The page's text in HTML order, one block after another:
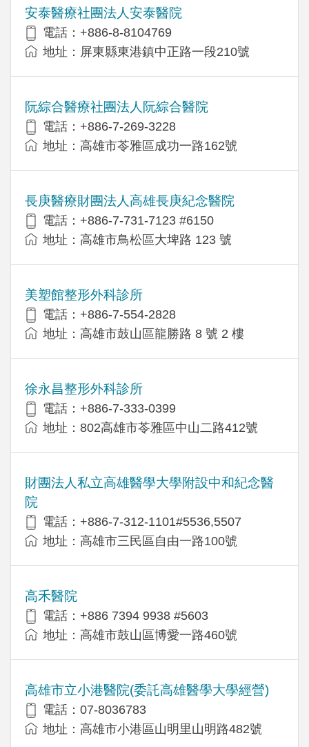
安泰醫療社團法人安泰醫院
電話：+886-8-8104769
地址：屏東縣東港鎮中正路一段210號
阮綜合醫療社團法人阮綜合醫院
電話：+886-7-269-3228
地址：高雄市苓雅區成功一路162號
長庚醫療財團法人高雄長庚紀念醫院
電話：+886-7-731-7123 #6150
地址：高雄市鳥松區大埤路 123 號
美塑館整形外科診所
電話：+886-7-554-2828
地址：高雄市鼓山區龍勝路 8 號 2 樓
徐永昌整形外科診所
電話：+886-7-333-0399
地址：802高雄市苓雅區中山二路412號
財團法人私立高雄醫學大學附設中和紀念醫
院
電話：+886-7-312-1101#5536,5507
地址：高雄市三民區自由一路100號
高禾醫院
電話：+886 7394 9938 #5603
地址：高雄市鼓山區博愛一路460號
高雄市立小港醫院(委託高雄醫學大學經營)
電話：07-8036783
地址：高雄市小港區山明里山明路482號